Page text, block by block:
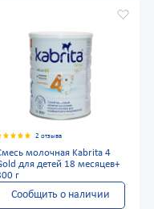
2 отзыва
молочная Kabrita 4
для детей 18 месяцев+
г
Сообщить о наличии